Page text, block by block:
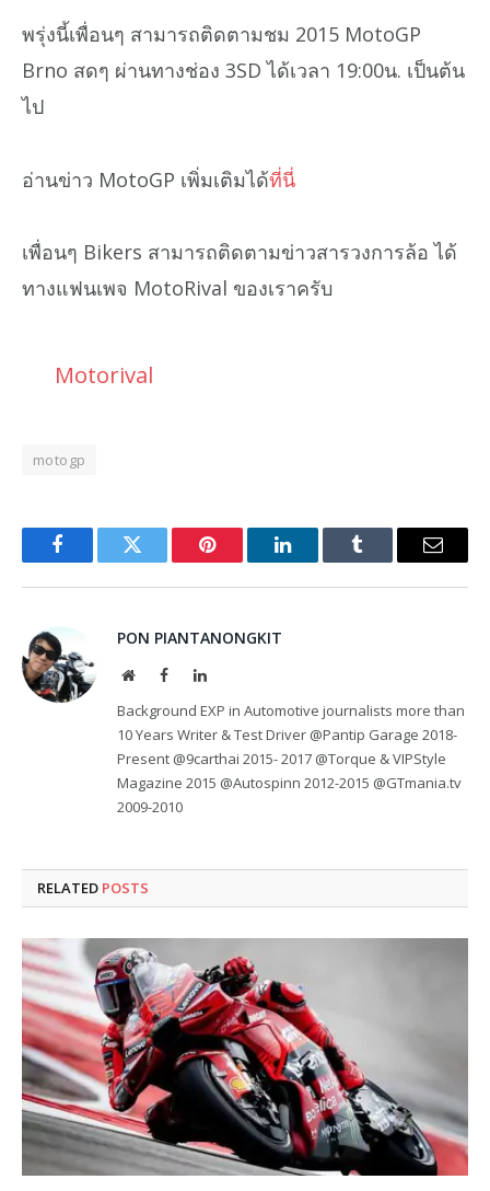
พรุ่งนี้เพื่อนๆ สามารถติดตามชม 2015 MotoGP
Brno สดๆ ผ่านทางช่อง 3SD ได้เวลา 19:00น. เป็นต้น
ไป
อ่านข่าว MotoGP เพิ่มเติมได้ที่นี่
เพื่อนๆ Bikers สามารถติดตามข่าวสารวงการล้อ ได้
ทางแฟนเพจ MotoRival ของเราครับ
Motorival
motogp
FacebookTwitter Pinterest LinkedInTumblr Email
PON PIANTANONGKIT
WebsiteFacebookLinkedIn
Background EXP in Automotive journalists more than
10 Years Writer & Test Driver @Pantip Garage 2018-
Present @9carthai 2015- 2017 @Torque & VIPStyle
Magazine 2015 @Autospinn 2012-2015 @GTmania.tv
2009-2010
RELATED POSTS